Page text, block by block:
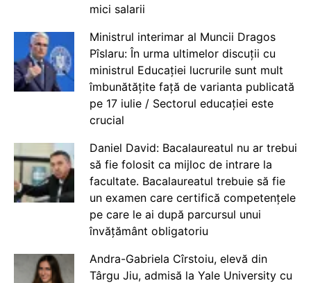
mici salarii
Ministrul interimar al Muncii Dragos
Pîslaru: În urma ultimelor discuții cu
ministrul Educației lucrurile sunt mult
îmbunătățite față de varianta publicată
pe 17 iulie / Sectorul educației este
crucial
Daniel David: Bacalaureatul nu ar trebui
să fie folosit ca mijloc de intrare la
facultate. Bacalaureatul trebuie să fie
un examen care certifică competențele
pe care le ai după parcursul unui
învățământ obligatoriu
Andra-Gabriela Cîrstoiu, elevă din
Târgu Jiu, admisă la Yale University cu